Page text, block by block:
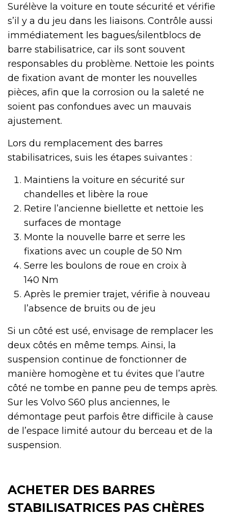
Surélève la voiture en toute sécurité et vérifie
s’il y a du jeu dans les liaisons. Contrôle aussi
immédiatement les bagues/silentblocs de
barre stabilisatrice, car ils sont souvent
responsables du problème. Nettoie les points
de fixation avant de monter les nouvelles
pièces, afin que la corrosion ou la saleté ne
soient pas confondues avec un mauvais
ajustement.
Lors du remplacement des barres
stabilisatrices, suis les étapes suivantes :
Maintiens la voiture en sécurité sur
chandelles et libère la roue
Retire l’ancienne biellette et nettoie les
surfaces de montage
Monte la nouvelle barre et serre les
fixations avec un couple de 50 Nm
Serre les boulons de roue en croix à
140 Nm
Après le premier trajet, vérifie à nouveau
l’absence de bruits ou de jeu
Si un côté est usé, envisage de remplacer les
deux côtés en même temps. Ainsi, la
suspension continue de fonctionner de
manière homogène et tu évites que l’autre
côté ne tombe en panne peu de temps après.
Sur les Volvo S60 plus anciennes, le
démontage peut parfois être difficile à cause
de l’espace limité autour du berceau et de la
suspension.
ACHETER DES BARRES
STABILISATRICES PAS CHÈRES